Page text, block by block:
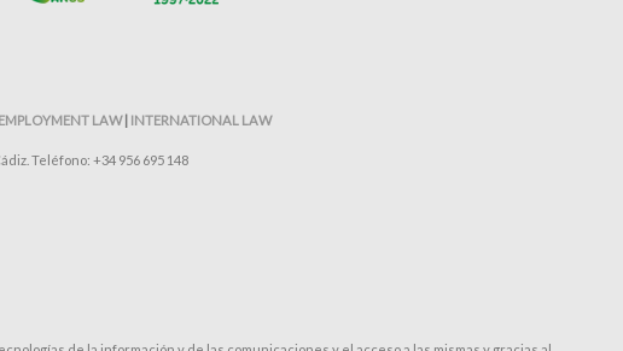
EMPLOYMENT LAW| INTERNATIONAL LAW
Teléfono: +34 956 695 148